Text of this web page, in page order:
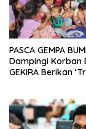
PASCA GEMPA
Dampingi Korban
GEKIRA Berikan